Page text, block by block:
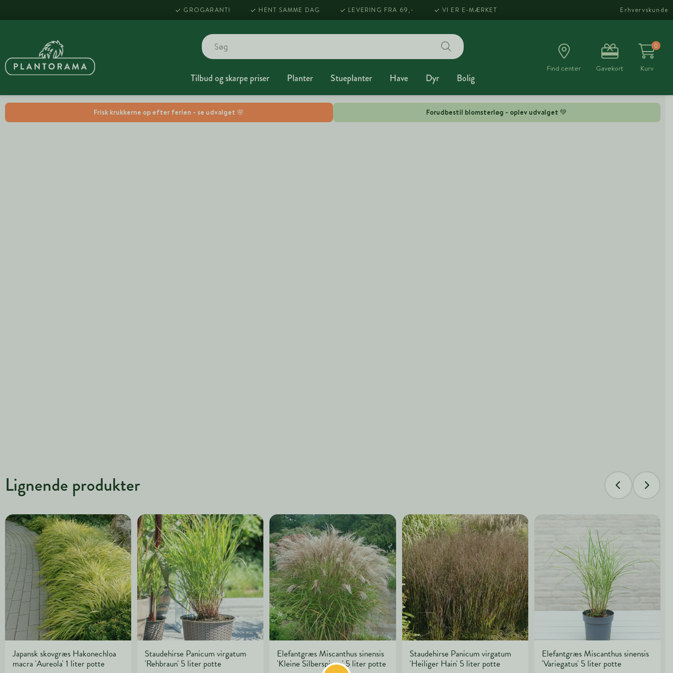
Frisk krukkerne op efter ferien - se udvalget 🌸 Forudbestil blomsterløg - oplev udvalget 💚
GROGARANTI HENT SAMME DAG LEVERING FRA 69,- VI ER E-MÆRKET Erhvervskunde
Tilbud og skarpe priser Planter Stueplanter Have Dyr Bolig
Find center Gavekort
0
Kurv
Lignende produkter
Japansk skovgræs Hakonechloa
macra 'Aureola' 1 liter potte
Staudehirse Panicum virgatum
'Rehbraun' 5 liter potte
Elefantgræs Miscanthus sinensis
'Kleine Silberspinne' 5 liter potte
Staudehirse Panicum virgatum
'Heiliger Hain' 5 liter potte
Elefantgræs Miscanthus sinensis
'Variegatus' 5 liter potte